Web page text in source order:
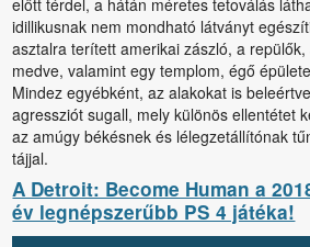
idillikusnak nem mondható látványt
asztalra terített amerikai zászló, a repülők,
medve, valamint egy templom, égő
Mindez egyébként, az alakokat is beleértve
agressziót sugall, mely különös ellentétet
az amúgy békésnek és lélegzetállítónak
tájjal.
A Detroit: Become Human a
év legnépszerűbb PS 4 játéka!